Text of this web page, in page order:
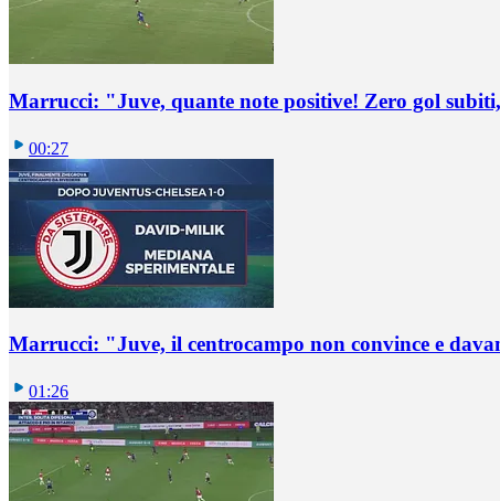
Marrucci: "Juve, quante note positive! Zero gol
00:27
Marrucci: "Juve, il centrocampo non convince e
01:26